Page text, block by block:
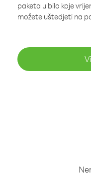
paketa u bilo koje
možete uštedjeti na